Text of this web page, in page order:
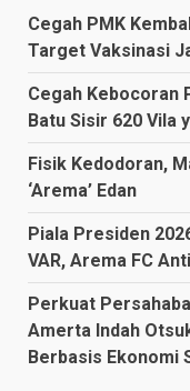
Cegah PMK
Target Vaksinasi
Cegah Kebocoran
Batu Sisir 620 Vila
Fisik Kedodoran,
‘Arema’ Edan
Piala Presiden
VAR, Arema FC
Perkuat
Amerta Indah
Berbasis Ekonomi